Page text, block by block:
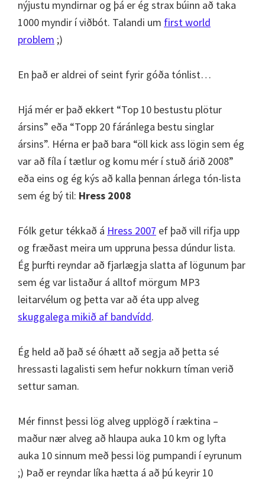
nýjustu myndirnar og þá er ég strax búinn að taka
1000 myndir í viðbót. Talandi um first world
problem ;)
En það er aldrei of seint fyrir góða tónlist…
Hjá mér er það ekkert “Top 10 bestustu plötur
ársins” eða “Topp 20 fáránlega bestu singlar
ársins”. Hérna er það bara “öll kick ass lögin sem ég
var að fíla í tætlur og komu mér í stuð árið 2008”
eða eins og ég kýs að kalla þennan árlega tón-lista
sem ég bý til: Hress 2008
Fólk getur tékkað á Hress 2007 ef það vill rifja upp
og fræðast meira um uppruna þessa dúndur lista.
Ég þurfti reyndar að fjarlægja slatta af lögunum þar
sem ég var listaður á alltof mörgum MP3
leitarvélum og þetta var að éta upp alveg
skuggalega mikið af bandvídd.
Ég held að það sé óhætt að segja að þetta sé
hressasti lagalisti sem hefur nokkurn tíman verið
settur saman.
Mér finnst þessi lög alveg upplögð í ræktina –
maður nær alveg að hlaupa auka 10 km og lyfta
auka 10 sinnum með þessi lög pumpandi í eyrunum
;) Það er reyndar líka hætta á að þú keyrir 10